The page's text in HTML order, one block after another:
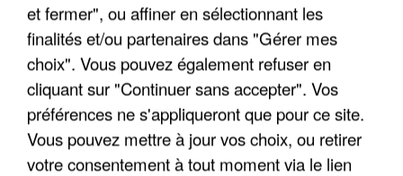
UN SECOND CADRE DE LA DZ MAFIA
INTERPELLÉ EN ALGÉRIE
et fermer", ou affiner en sélectionnant les
finalités et/ou partenaires dans "Gérer mes
choix". Vous pouvez également refuser en
cliquant sur "Continuer sans accepter". Vos
préférences ne s'appliqueront que pour ce site.
Vous pouvez mettre à jour vos choix, ou retirer
votre consentement à tout moment via le lien